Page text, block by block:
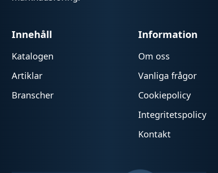
Innehåll
Katalogen
Artiklar
Branscher
Information
Om oss
Vanliga frågor
Cookiepolicy
Integritetspolicy
Kontakt